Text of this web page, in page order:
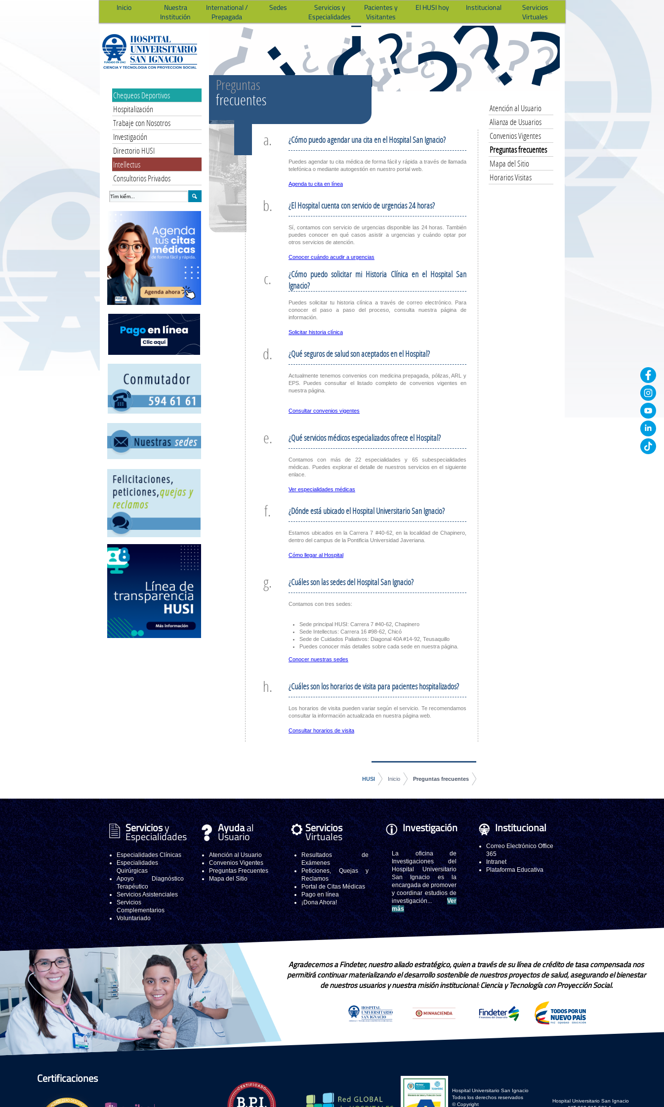
Inicio
Nuestra
Institución
International /
Prepagada
Sedes
Servicios y
Especialidades
Pacientes y
Visitantes
El HUSI hoy Institucional
Servicios
Virtuales
Chequeos Deportivos
Hospitalización
Trabaje con Nosotros
Investigación
Directorio HUSI
Intellectus
Consultorios Privados
Preguntas
frecuentes
a. ¿Cómo puedo agendar una cita en el Hospital San Ignacio?
Puedes agendar tu cita médica de forma fácil y rápida a través de llamada
telefónica o mediante autogestión en nuestro portal web.
Agenda tu cita en línea
b. ¿El Hospital cuenta con servicio de urgencias 24 horas?
Sí, contamos con servicio de urgencias disponible las 24 horas. También
puedes conocer en qué casos asistir a urgencias y cuándo optar por
otros servicios de atención.
Conocer cuándo acudir a urgencias
c.
¿Cómo puedo solicitar mi Historia Clínica en el Hospital San
Ignacio?
Puedes solicitar tu historia clínica a través de correo electrónico. Para
conocer el paso a paso del proceso, consulta nuestra página de
información.
Solicitar historia clínica
d. ¿Qué seguros de salud son aceptados en el Hospital?
Actualmente tenemos convenios con medicina prepagada, pólizas, ARL y
EPS. Puedes consultar el listado completo de convenios vigentes en
nuestra página.
Consultar convenios vigentes
e. ¿Qué servicios médicos especializados ofrece el Hospital?
Contamos con más de 22 especialidades y 65 subespecialidades
médicas. Puedes explorar el detalle de nuestros servicios en el siguiente
enlace.
Ver especialidades médicas
f. ¿Dónde está ubicado el Hospital Universitario San Ignacio?
Estamos ubicados en la Carrera 7 #40-62, en la localidad de Chapinero,
dentro del campus de la Pontificia Universidad Javeriana.
Cómo llegar al Hospital
g. ¿Cuáles son las sedes del Hospital San Ignacio?
Contamos con tres sedes:
Sede principal HUSI: Carrera 7 #40-62, Chapinero
Sede Intellectus: Carrera 16 #98-62, Chicó
Sede de Cuidados Paliativos: Diagonal 40A #14-92, Teusaquillo
Puedes conocer más detalles sobre cada sede en nuestra página.
Conocer nuestras sedes
h. ¿Cuáles son los horarios de visita para pacientes hospitalizados?
Los horarios de visita pueden variar según el servicio. Te recomendamos
consultar la información actualizada en nuestra página web.
Consultar horarios de visita
HUSI Inicio Preguntas frecuentes
Atención al Usuario
Alianza de Usuarios
Convenios Vigentes
Preguntas frecuentes
Mapa del Sitio
Horarios Visitas
Serviciosy
Especialidades
Especialidades Clínicas
Especialidades
Quirúrgicas
Apoyo Diagnóstico
Terapéutico
Servicios Asistenciales
Servicios
Complementarios
Voluntariado
Ayudaal
Usuario
Atención al Usuario
Convenios Vigentes
Preguntas Frecuentes
Mapa del Sitio
Servicios
Virtuales
Resultados de
Exámenes
Peticiones, Quejas y
Reclamos
Portal de Citas Médicas
Pago en línea
¡Dona Ahora!
Investigación
La oficina de
Investigaciones del
Hospital Universitario
San Ignacio es la
encargada de promover
y coordinar estudios de
investigación... Ver
más
Institucional
Correo Electrónico Office
365
Intranet
Plataforma Educativa
Agradecemos a Findeter, nuestro aliado estratégico, quien a través de su línea de crédito de tasa compensada nos
permitirá continuar materializando el desarrollo sostenible de nuestros proyectos de salud, asegurando el bienestar
de nuestros usuarios y nuestra misión institucional: Ciencia y Tecnología con Proyección Social.
Certificaciones
Hospital Universitario San Ignacio
Todos los derechos reservados
© Copyright
Hospital Universitario San Ignacio